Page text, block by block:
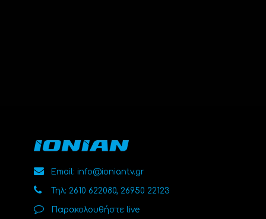
Email: info@ioniantv.gr
Τηλ: 2610 622080, 26950 22123
Παρακολουθήστε live